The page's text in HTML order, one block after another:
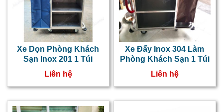
Xe Dọn Phòng Khách
Sạn Inox 201 1 Túi
Liên hệ
Xe Đẩy Inox 304 Làm
Phòng Khách Sạn 1 Túi
Liên hệ